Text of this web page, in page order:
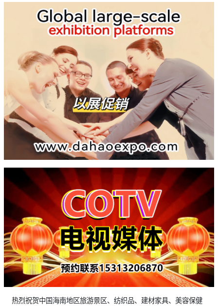
热烈祝贺中国海南地区旅游景区、纺织品、建材家具、美容保健